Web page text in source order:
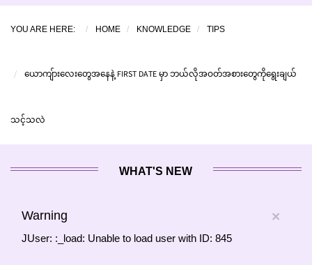
YOU ARE HERE: HOME KNOWLEDGE TIPS
ယောကျ်ားလေးတွေအနေနဲ့ FIRST DATE မှာ ဘယ်လိုအဝတ်အစားတွေကိုရွေးချယ်
သင့်သလဲ
WHAT'S NEW
×
Warning
JUser: :_load: Unable to load user with ID: 845